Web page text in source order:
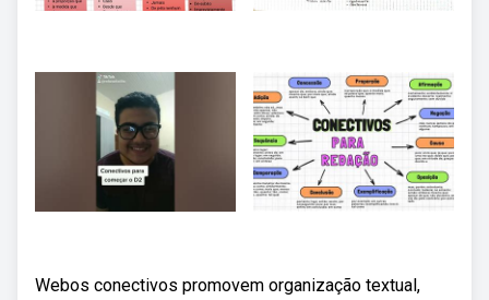
Webos conectivos promovem organização textual,